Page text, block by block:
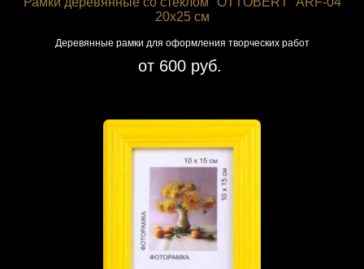
20х25 см
Деревянные рамки для оформления творческих работ
от 600 руб.